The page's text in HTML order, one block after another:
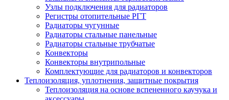
Узлы подключения для радиаторов
Регистры отопительные РГТ
Радиаторы чугунные
Радиаторы стальные панельные
Радиаторы стальные трубчатые
Конвекторы
Конвекторы внутрипольные
Комплектующие для радиаторов и конвекторов
Теплоизоляция, уплотнения, защитные покрытия
Теплоизоляция на основе вспененного каучука и